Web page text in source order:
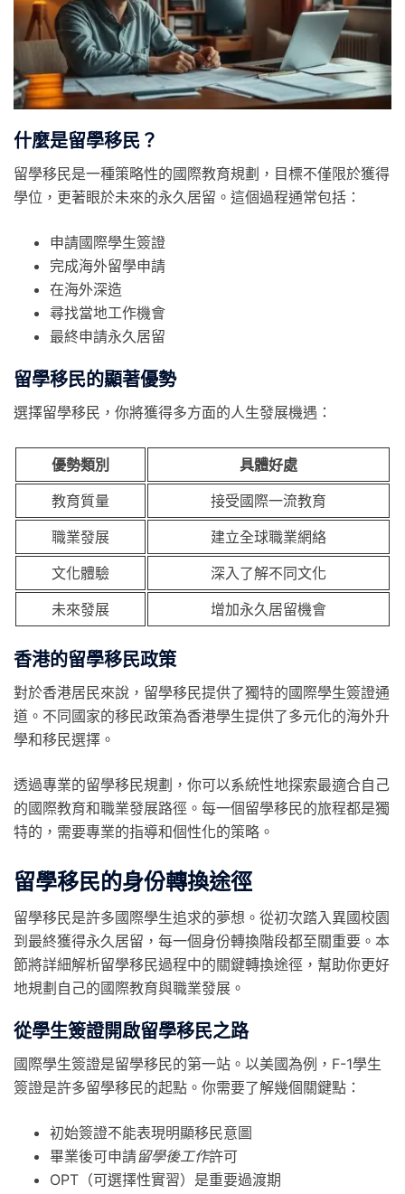
什麼是留學移民？
留學移民是一種策略性的國際教育規劃，目標不僅限於獲得
學位，更著眼於未來的永久居留。這個過程通常包括：
申請國際學生簽證
完成海外留學申請
在海外深造
尋找當地工作機會
最終申請永久居留
留學移民的顯著優勢
選擇留學移民，你將獲得多方面的人生發展機遇：
優勢類別
具體好處
教育質量
接受國際一流教育
職業發展
建立全球職業網絡
文化體驗
深入了解不同文化
未來發展
增加永久居留機會
香港的留學移民政策
對於香港居民來說，留學移民提供了獨特的國際學生簽證通
道。不同國家的移民政策為香港學生提供了多元化的海外升
學和移民選擇。
透過專業的留學移民規劃，你可以系統性地探索最適合自己
的國際教育和職業發展路徑。每一個留學移民的旅程都是獨
特的，需要專業的指導和個性化的策略。
留學移民的身份轉換途徑
留學移民是許多國際學生追求的夢想。從初次踏入異國校園
到最終獲得永久居留，每一個身份轉換階段都至關重要。本
節將詳細解析留學移民過程中的關鍵轉換途徑，幫助你更好
地規劃自己的國際教育與職業發展。
從學生簽證開啟留學移民之路
國際學生簽證是留學移民的第一站。以美國為例，F-1學生
簽證是許多留學移民的起點。你需要了解幾個關鍵點：
初始簽證不能表現明顯移民意圖
畢業後可申請留學後工作許可
OPT（可選擇性實習）是重要過渡期